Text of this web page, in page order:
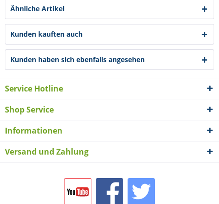
Ähnliche Artikel
Kunden kauften auch
Kunden haben sich ebenfalls angesehen
Service Hotline
Shop Service
Informationen
Versand und Zahlung